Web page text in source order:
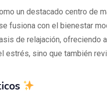
un destacado centro de
fusiona con el bienestar
de relajación, ofreciendo
estrés, sino que también